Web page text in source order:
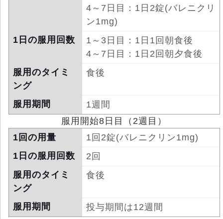
4～7日目：1日2錠(バレニクリ
ン1mg)
1日の服用回数
1～3日目：1日1回朝食後
4～7日目：1日2回朝夕食後
服用のタイミ
ング
食後
服用期間
1週間
服用開始8日目（2週目）
1回の用量
1回2錠(バレニクリン1mg)
1日の服用回数
2回
服用のタイミ
ング
食後
服用期間 投与期間は12週間